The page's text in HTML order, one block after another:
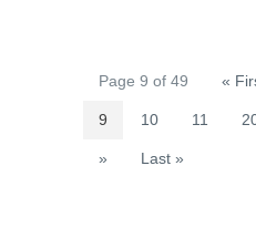
Page 9 of 49 «
9 10 11
» Last »